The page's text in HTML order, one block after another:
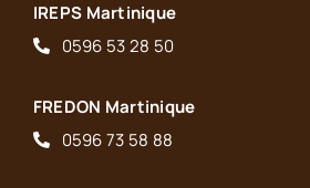
IREPS Martinique
0596 53 28 50
FREDON Martinique
0596 73 58 88